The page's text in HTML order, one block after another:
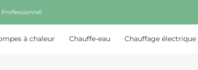
Professionnel
à chaleur Chauffe-eau Chauffage électrique